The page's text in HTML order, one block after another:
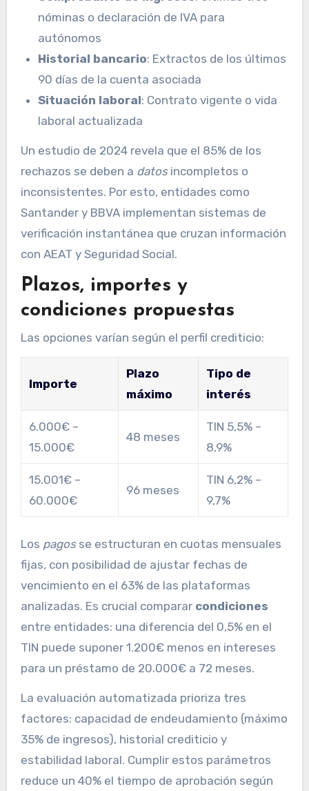
nóminas o declaración de IVA para
autónomos
Historial bancario: Extractos de los últimos
90 días de la cuenta asociada
Situación laboral: Contrato vigente o vida
laboral actualizada
Un estudio de 2024 revela que el 85% de los
rechazos se deben a datosincompletos o
inconsistentes. Por esto, entidades como
Santander y BBVA implementan sistemas de
verificación instantánea que cruzan información
con AEAT y Seguridad Social.
Plazos, importes y
condiciones propuestas
Las opciones varían según el perfil crediticio:
Importe
Plazo
máximo
Tipo de
interés
6.000€ –
15.000€
48 meses
TIN 5,5% –
8,9%
15.001€ –
60.000€
96 meses
TIN 6,2% –
9,7%
Los pagosse estructuran en cuotas mensuales
fijas, con posibilidad de ajustar fechas de
vencimiento en el 63% de las plataformas
analizadas. Es crucial comparar condiciones
entre entidades: una diferencia del 0,5% en el
TIN puede suponer 1.200€ menos en intereses
para un préstamo de 20.000€ a 72 meses.
La evaluación automatizada prioriza tres
factores: capacidad de endeudamiento (máximo
35% de ingresos), historial crediticio y
estabilidad laboral. Cumplir estos parámetros
reduce un 40% el tiempo de aprobación según